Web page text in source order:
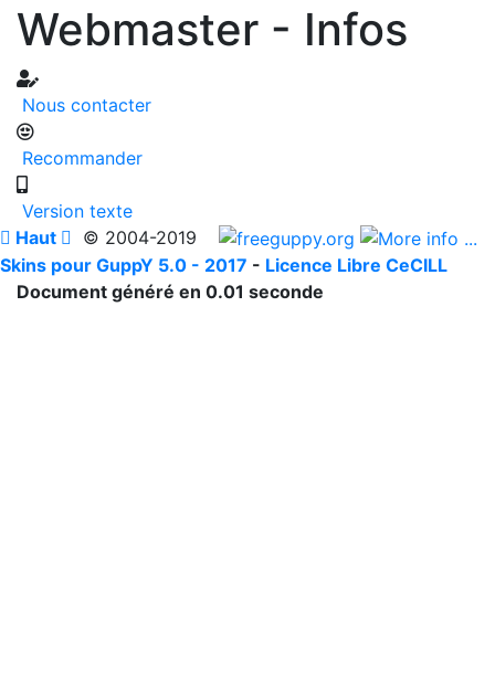
Webmaster - Infos
Nous contacter
Recommander
Version texte
 Haut  © 2004-2019
Skins pour GuppY 5.0 - 2017 - Licence Libre CeCILL
Document généré en 0.01 seconde